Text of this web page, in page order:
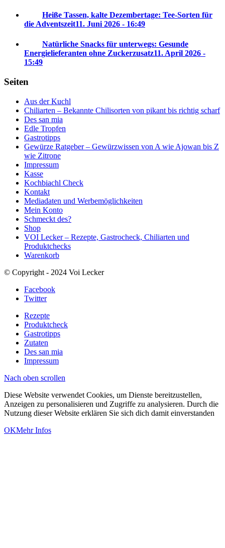
Heiße Tassen, kalte Dezembertage: Tee-Sorten für
die Adventszeit11. Juni 2026 - 16:49
Natürliche Snacks für unterwegs: Gesunde
Energielieferanten ohne Zuckerzusatz11. April 2026 -
15:49
Seiten
Aus der Kuchl
Chiliarten – Bekannte Chilisorten von pikant bis richtig scharf
Des san mia
Edle Tropfen
Gastrotipps
Gewürze Ratgeber – Gewürzwissen von A wie Ajowan bis Z
wie Zitrone
Impressum
Kasse
Kochbiachl Check
Kontakt
Mediadaten und Werbemöglichkeiten
Mein Konto
Schmeckt des?
Shop
VOI Lecker – Rezepte, Gastrocheck, Chiliarten und
Produktchecks
Warenkorb
© Copyright - 2024 Voi Lecker
Facebook
Twitter
Rezepte
Produktcheck
Gastrotipps
Zutaten
Des san mia
Impressum
Nach oben scrollen
Diese Website verwendet Cookies, um Dienste bereitzustellen,
Anzeigen zu personalisieren und Zugriffe zu analysieren. Durch die
Nutzung dieser Website erklären Sie sich dich damit einverstanden
OKMehr Infos